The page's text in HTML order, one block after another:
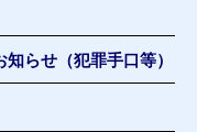
らせ（犯罪手口等）